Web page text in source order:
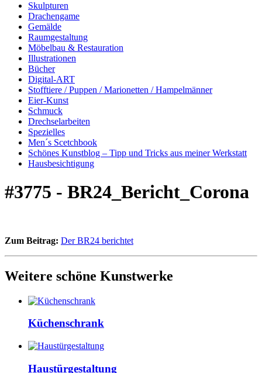
Skulpturen
Drachengame
Gemälde
Raumgestaltung
Möbelbau & Restauration
Illustrationen
Bücher
Digital-ART
Stofftiere / Puppen / Marionetten / Hampelmänner
Eier-Kunst
Schmuck
Drechselarbeiten
Spezielles
Men´s Scetchbook
Schönes Kunstblog – Tipp und Tricks aus meiner Werkstatt
Hausbesichtigung
#3775 - BR24_Bericht_Corona
Zum Beitrag: Der BR24 berichtet
Weitere schöne Kunstwerke
Küchenschrank
Haustürgestaltung